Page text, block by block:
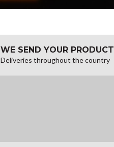
WE SEND YOUR PRODUCT
Deliveries throughout the country